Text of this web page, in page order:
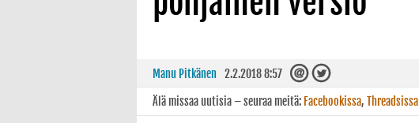
Manu Pitkänen 2.2.2018 8:57
Älä missaa uutisia – seuraa meitä: Facebookissa, Threadsissa